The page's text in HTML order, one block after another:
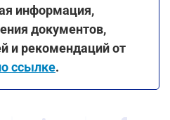
информация,
документов,
и рекомендаций от
ссылке.